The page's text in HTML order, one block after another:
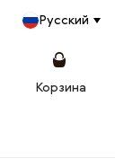
Русский
Корзина